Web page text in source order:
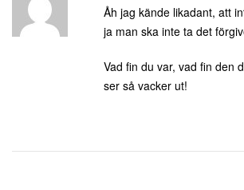
Åh jag kände likadant, att
ja man ska inte ta det
Vad fin du var, vad fin den
ser så vacker ut!